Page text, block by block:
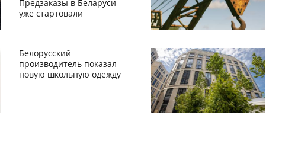
Предзаказы в Беларуси
уже стартовали
Белорусский
производитель показал
новую школьную одежду